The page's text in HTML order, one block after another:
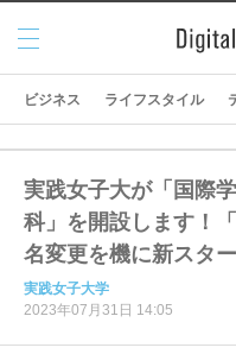
メニ
ュー
ビジネス ライフスタイル
実践女子大が「国際
科」を開設します！
名変更を機に新スタ
実践女子大学
2023年07月31日 14:05